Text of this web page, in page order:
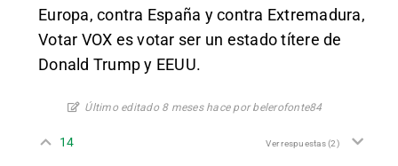
Europa, contra España y contra Extremadura,
Votar VOX es votar ser un estado títere de
Donald Trump y EEUU.
Último editado 8 meses hace por belerofonte84
14 Ver respuestas(2)